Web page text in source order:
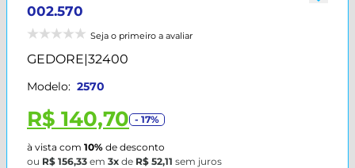
002.570
Seja o primeiro a avaliar
GEDORE|32400
Modelo: 2570
R$ 140,70 - 17%
à vista com 10% de desconto
ou R$ 156,33 em 3x de R$ 52,11 sem juros